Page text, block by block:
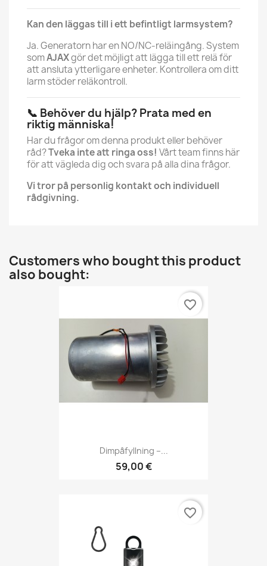
Kan den läggas till i ett befintligt larmsystem?
Ja. Generatorn har en NO/NC-reläingång. System
somAJAXgör det möjligt att lägga till ett relä för
att ansluta ytterligare enheter. Kontrollera om ditt
larm stöder reläkontroll.
📞 Behöver du hjälp? Prata med en
riktig människa!
Har du frågor om denna produkt eller behöver
råd?Tveka inte att ringa oss! Vårt team finns här
för att vägleda dig och svara på alla dina frågor.
Vi tror på personlig kontakt och individuell
rådgivning.
Customers who bought this product
also bought:
Dimpåfyllning –...
59,00 €
favorite_border
favorite_border